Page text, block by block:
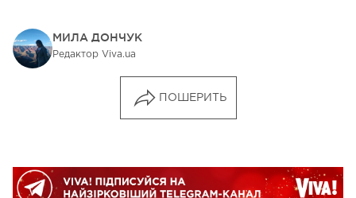
МИЛА ДОНЧУК
Редактор Viva.ua
ПОШЕРИТЬ